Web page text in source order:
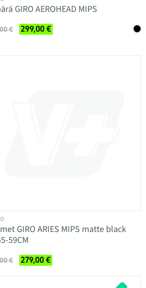
GIRO AEROHEAD MIPS
€ 299,00 €
GIRO ARIES MIPS matte black
59CM
€ 279,00 €